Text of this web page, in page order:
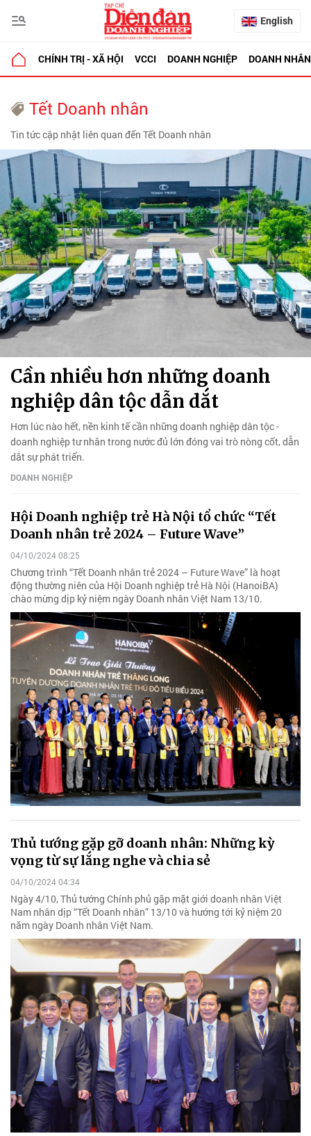
English
CHÍNH TRỊ - XÃ HỘI VCCI DOANH NGHIỆP DOANH NHÂN
Tết Doanh nhân
Tin tức cập nhật liên quan đến Tết Doanh nhân
Cần nhiều hơn những doanh
nghiệp dân tộc dẫn dắt
Hơn lúc nào hết, nền kinh tế cần những doanh nghiệp dân tộc -
doanh nghiệp tư nhân trong nước đủ lớn đóng vai trò nòng cốt, dẫn
dắt sự phát triển.
DOANH NGHIỆP
Hội Doanh nghiệp trẻ Hà Nội tổ chức “Tết
Doanh nhân trẻ 2024 – Future Wave”
04/10/2024 08:25
Chương trình “Tết Doanh nhân trẻ 2024 – Future Wave” là hoạt
động thường niên của Hội Doanh nghiệp trẻ Hà Nội (HanoiBA)
chào mừng dịp kỷ niệm ngày Doanh nhân Việt Nam 13/10.
Thủ tướng gặp gỡ doanh nhân: Những kỳ
vọng từ sự lắng nghe và chia sẻ
04/10/2024 04:34
Ngày 4/10, Thủ tướng Chính phủ gặp mặt giới doanh nhân Việt
Nam nhân dịp “Tết Doanh nhân” 13/10 và hướng tới kỷ niệm 20
năm ngày Doanh nhân Việt Nam.